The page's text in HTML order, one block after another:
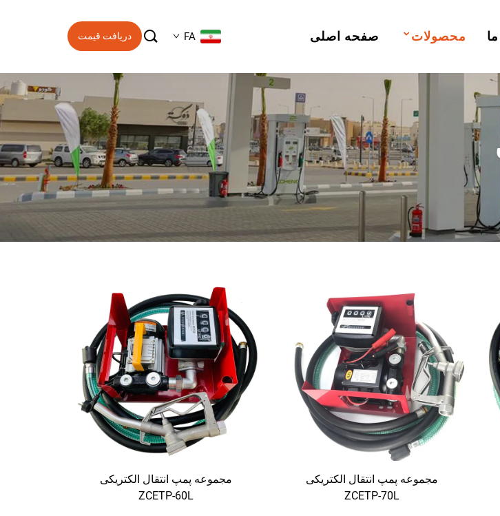
صفحه اصلی محصولات FA
 دریافت قیمت
مجموعه پمپ انتقال الکتریکی
ZCETP-70L
مجموعه پمپ انتقال الکتریکی
ZCETP-60L